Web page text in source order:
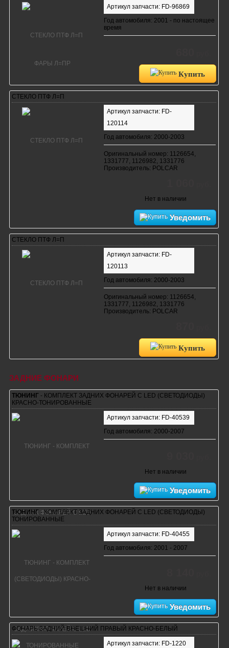
Артикул запчасти: FD-96869
Год автомобиля: 2001 - по настоящее
время
Купить
СТЕКЛО ПТФ Л=П
Артикул запчасти: FD-
120114
Год автомобиля: 2000-2003
Оригинальный номер: 1126654,
1331777, 1126982, 1331776
Производитель: POLCAR
Нет в наличии
Уведомить
СТЕКЛО ПТФ Л=П
Артикул запчасти: FD-
120113
Год автомобиля: 2000-2003
Оригинальный номер: 1126654,
1331777, 1126982, 1331776
Производитель: POLCAR
Купить
ЗАДНИЕ ФОНАРИ
ТЮНИНГ- КОМПЛЕКТ ЗАДНИХ ФОНАРЕЙ С LED (СВЕТОДИОДЫ)
КРАСНО-ТОНИРОВАННЫЕ
Артикул запчасти: FD-40539
Год автомобиля: 2000-2007
Нет в наличии
Уведомить
ТЮНИНГ- КОМПЛЕКТ ЗАДНИХ ФОНАРЕЙ С LED (СВЕТОДИОДЫ)
ТОНИРОВАННЫЕ
Артикул запчасти: FD-40455
Год автомобиля: 2001 - 2007
Нет в наличии
Уведомить
ФОНАРЬ ЗАДНИЙ ВНЕШНИЙ ПРАВЫЙ КРАСНО-БЕЛЫЙ
Артикул запчасти: FD-1220